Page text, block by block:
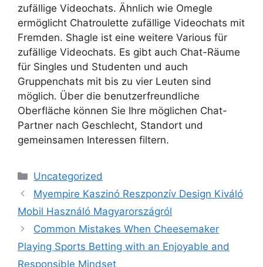
zufällige Videochats. Ähnlich wie Omegle
ermöglicht Chatroulette zufällige Videochats mit
Fremden. Shagle ist eine weitere Various für
zufällige Videochats. Es gibt auch Chat-Räume
für Singles und Studenten und auch
Gruppenchats mit bis zu vier Leuten sind
möglich. Über die benutzerfreundliche
Oberfläche können Sie Ihre möglichen Chat-
Partner nach Geschlecht, Standort und
gemeinsamen Interessen filtern.
Categories
Uncategorized
Myempire Kaszinó Reszponzív Design Kiváló
Mobil Használó Magyarországról
Common Mistakes When Cheesemaker
Playing Sports Betting with an Enjoyable and
Responsible Mindset